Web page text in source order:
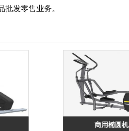
批发零售业务。
商用椭圆机